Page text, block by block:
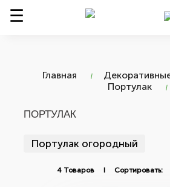
Главная
Портулак
ПОРТУЛАК
Портулак огородный
4 Товаров I Сортировать: